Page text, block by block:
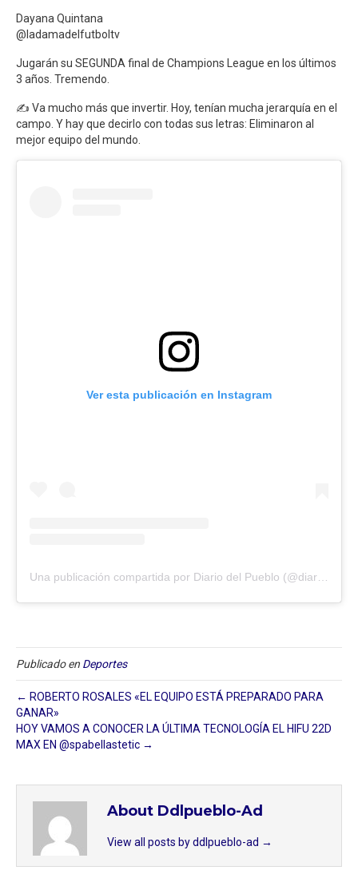
Dayana Quintana
@ladamadelfutboltv
Jugarán su SEGUNDA final de Champions League en los últimos
3 años. Tremendo.
✍️ Va mucho más que invertir. Hoy, tenían mucha jerarquía en el
campo. Y hay que decirlo con todas sus letras: Eliminaron al
mejor equipo del mundo.
Ver esta publicación en Instagram
Publicado en Deportes
← ROBERTO ROSALES «EL EQUIPO ESTÁ PREPARADO PARA
GANAR»
HOY VAMOS A CONOCER LA ÚLTIMA TECNOLOGÍA EL HIFU 22D
MAX EN @spabellastetic →
About Ddlpueblo-Ad
View all posts by ddlpueblo-ad →